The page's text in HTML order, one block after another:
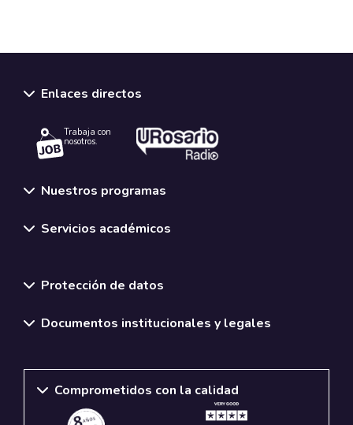
Enlaces directos
Trabaja con
nosotros.
Nuestros programas
Servicios académicos
Protección de datos
Documentos institucionales y legales
Comprometidos con la calidad